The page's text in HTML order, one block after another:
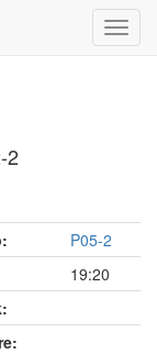
2
P05-2
19:20